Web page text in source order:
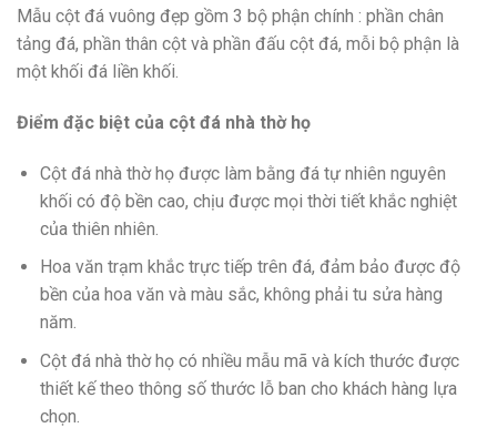
Mẫu cột đá vuông đẹp gồm 3 bộ phận chính : phần chân
tảng đá, phần thân cột và phần đấu cột đá, mỗi bộ phận là
một khối đá liền khối.
Điểm đặc biệt của cột đá nhà thờ họ
Cột đá nhà thờ họ được làm bằng đá tự nhiên nguyên
khối có độ bền cao, chịu được mọi thời tiết khắc nghiệt
của thiên nhiên.
Hoa văn trạm khắc trực tiếp trên đá, đảm bảo được độ
bền của hoa văn và màu sắc, không phải tu sửa hàng
năm.
Cột đá nhà thờ họ có nhiều mẫu mã và kích thước được
thiết kế theo thông số thước lỗ ban cho khách hàng lựa
chọn.